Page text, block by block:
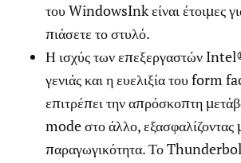
του WindowsInk είναι έτοιμες
πιάσετε το στυλό.
Η ισχύς των επεξεργαστών
γενιάς και η ευελιξία του form
επιτρέπει την απρόσκοπτη
mode στο άλλο, εξασφαλίζοντας
παραγωγικότητα. Το